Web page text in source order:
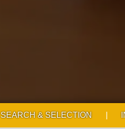
SEARCH & SELECTION